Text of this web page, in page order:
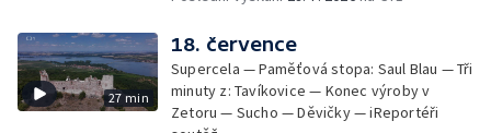
27 min
18. července
Supercela — Paměťová stopa: Saul Blau — Tři
minuty z: Tavíkovice — Konec výroby v
Zetoru — Sucho — Děvičky — iReportéři